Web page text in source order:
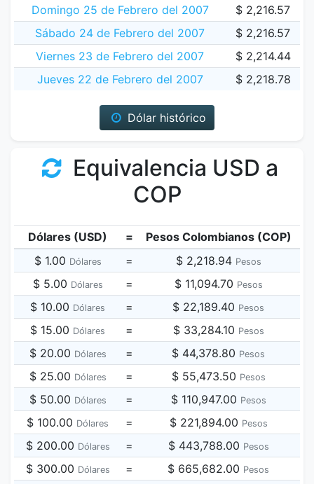
Domingo 25 de Febrero del 2007
$ 2,216.57
Sábado 24 de Febrero del 2007
$ 2,216.57
Viernes 23 de Febrero del 2007
$ 2,214.44
Jueves 22 de Febrero del 2007
$ 2,218.78
Dólar histórico
Equivalencia USD a
COP
Dólares (USD) =
Pesos Colombianos (COP)
$ 1.00 Dólares = $ 2,218.94 Pesos
$ 5.00 Dólares = $ 11,094.70 Pesos
$ 10.00 Dólares = $ 22,189.40 Pesos
$ 15.00 Dólares = $ 33,284.10 Pesos
$ 20.00 Dólares = $ 44,378.80 Pesos
$ 25.00 Dólares = $ 55,473.50 Pesos
$ 50.00 Dólares = $ 110,947.00 Pesos
$ 100.00 Dólares = $ 221,894.00 Pesos
$ 200.00 Dólares = $ 443,788.00 Pesos
$ 300.00 Dólares = $ 665,682.00 Pesos